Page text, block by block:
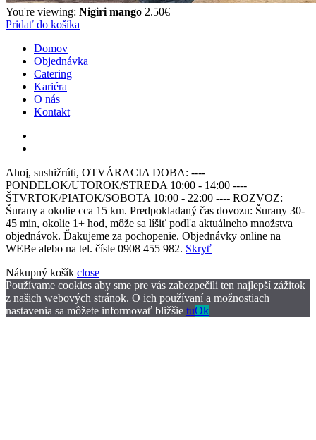
You're viewing: Nigiri mango 2.50€
Pridať do košíka
Domov
Objednávka
Catering
Kariéra
O nás
Kontakt
Ahoj, sushižrúti, OTVÁRACIA DOBA: ----
PONDELOK/UTOROK/STREDA 10:00 - 14:00 ----
ŠTVRTOK/PIATOK/SOBOTA 10:00 - 22:00 ---- ROZVOZ:
Šurany a okolie cca 15 km. Predpokladaný čas dovozu: Šurany 30-
45 min, okolie 1+ hod, môže sa líšiť podľa aktuálneho množstva
objednávok. Ďakujeme za pochopenie. Objednávky online na
WEBe alebo na tel. čísle 0908 455 982. Skryť
Nákupný košík close
Používame cookies aby sme pre vás zabezpečili ten najlepší zážitok
z našich webových stránok. O ich používaní a možnostiach
nastavenia sa môžete informovať bližšie tuOk